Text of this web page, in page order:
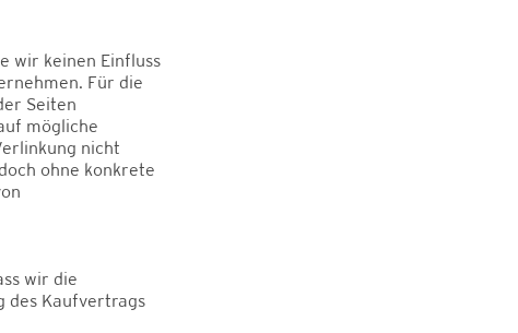
wir keinen Einfluss
Für die
Seiten
mögliche
nicht
ohne konkrete
wir die
des Kaufvertrags